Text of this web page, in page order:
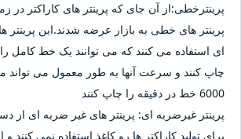
پرینترخطی:از آن جای که پرینتر های کاراکتر در
پرینتر های خطی به بازار عرضه شدند.این پرینتر
ای استفاده می کنند که می توانند یک خط کامل
6000 خط در دقیقه را چاپ کنند
پرینتر غیرضربه ای: پرینتر های غیر ضربه ای از
برای تولید کاراکتر ها رو کاغذ استفاده نمی کنند و